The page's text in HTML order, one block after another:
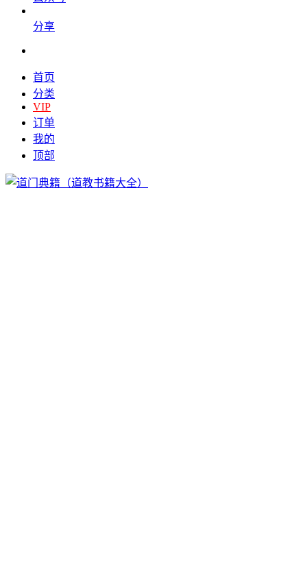
分享
首页
分类
VIP
订单
我的
顶部